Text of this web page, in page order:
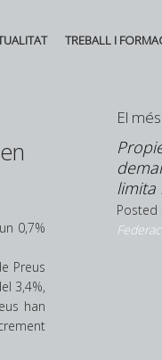
TREBALL I
0,7%
Preus
3,4%,
han
El
sus ingresos
junio pese a
limita
Posted